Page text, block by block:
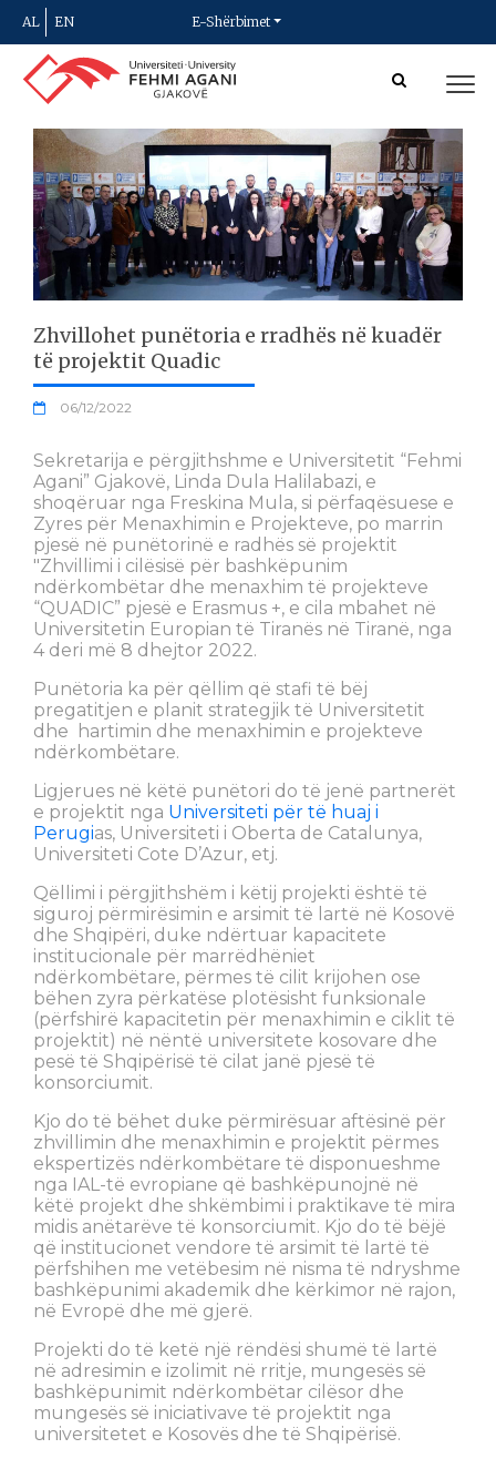
AL EN E-Shërbimet
Zhvillohet punëtoria e rradhës në kuadër
të projektit Quadic
06/12/2022
Sekretarija e përgjithshme e Universitetit “Fehmi
Agani” Gjakovë, Linda Dula Halilabazi, e
shoqëruar nga Freskina Mula, si përfaqësuese e
Zyres për Menaxhimin e Projekteve, po marrin
pjesë në punëtorinë e radhës së projektit
"Zhvillimi i cilësisë për bashkëpunim
ndërkombëtar dhe menaxhim të projekteve
“QUADIC” pjesë e Erasmus +, e cila mbahet në
Universitetin Europian të Tiranës në Tiranë, nga
4 deri më 8 dhejtor 2022.
Punëtoria ka për qëllim që stafi të bëj
pregatitjen e planit strategjik të Universitetit
dhe hartimin dhe menaxhimin e projekteve
ndërkombëtare.
Ligjerues në këtë punëtori do të jenë partnerët
e projektit nga Universiteti për të huaj i
Perugias, Universiteti i Oberta de Catalunya,
Universiteti Cote D’Azur, etj.
Qëllimi i përgjithshëm i këtij projekti është të
siguroj përmirësimin e arsimit të lartë në Kosovë
dhe Shqipëri, duke ndërtuar kapacitete
institucionale për marrëdhëniet
ndërkombëtare, përmes të cilit krijohen ose
bëhen zyra përkatëse plotësisht funksionale
(përfshirë kapacitetin për menaxhimin e ciklit të
projektit) në nëntë universitete kosovare dhe
pesë të Shqipërisë të cilat janë pjesë të
konsorciumit.
Kjo do të bëhet duke përmirësuar aftësinë për
zhvillimin dhe menaxhimin e projektit përmes
ekspertizës ndërkombëtare të disponueshme
nga IAL-të evropiane që bashkëpunojnë në
këtë projekt dhe shkëmbimi i praktikave të mira
midis anëtarëve të konsorciumit. Kjo do të bëjë
që institucionet vendore të arsimit të lartë të
përfshihen me vetëbesim në nisma të ndryshme
bashkëpunimi akademik dhe kërkimor në rajon,
në Evropë dhe më gjerë.
Projekti do të ketë një rëndësi shumë të lartë
në adresimin e izolimit në rritje, mungesës së
bashkëpunimit ndërkombëtar cilësor dhe
mungesës së iniciativave të projektit nga
universitetet e Kosovës dhe të Shqipërisë.